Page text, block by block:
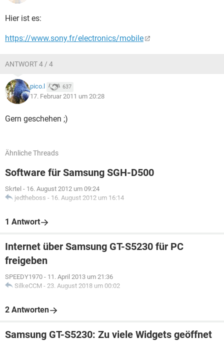
Hier ist es:
https://www.sony.fr/electronics/mobile
ANTWORT 4 / 4
pico.l 637
17. Februar 2011 um 20:28
Gern geschehen ;)
Ähnliche Threads
Software für Samsung SGH-D500
Skrtel - 16. August 2012 um 09:24
jedtheboss - 16. August 2012 um 16:14
1 Antwort
Internet über Samsung GT-S5230 für PC
freigeben
SPEEDY1970 - 11. April 2013 um 21:36
SilkeCCM - 23. August 2018 um 00:02
2 Antworten
Samsung GT-S5230: Zu viele Widgets geöffnet